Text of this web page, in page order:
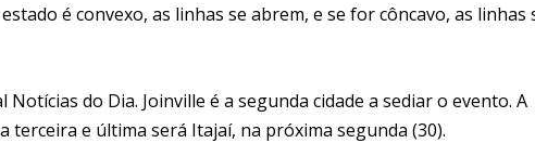
é convexo, as linhas se abrem, e se for côncavo, as linhas
do Dia. Joinville é a segunda cidade a sediar o evento. A
e última será Itajaí, na próxima segunda (30).